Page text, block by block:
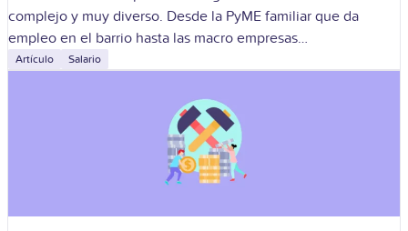
complejo y muy diverso. Desde la PyME familiar que da
empleo en el barrio hasta las macro empresas
multinacionales que
Artículo Salario